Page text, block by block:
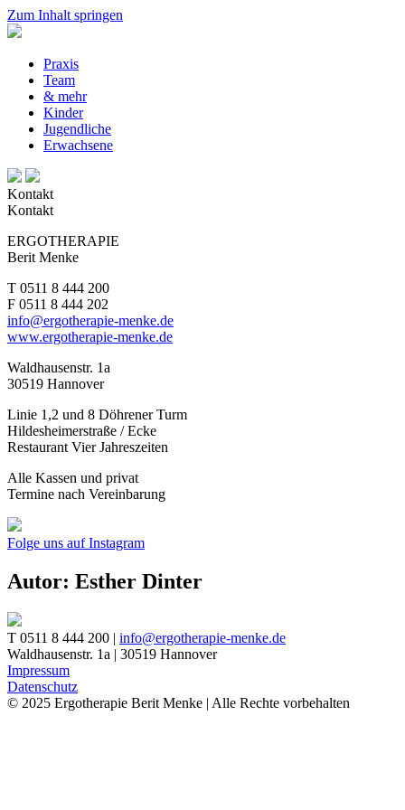
Zum Inhalt springen
Praxis
Team
& mehr
Kinder
Jugendliche
Erwachsene
Kontakt
Kontakt
ERGOTHERAPIE
Berit Menke
T 0511 8 444 200
F 0511 8 444 202
info@ergotherapie-menke.de
www.ergotherapie-menke.de
Waldhausenstr. 1a
30519 Hannover
Linie 1,2 und 8 Döhrener Turm
Hildesheimerstraße / Ecke
Restaurant Vier Jahreszeiten
Alle Kassen und privat
Termine nach Vereinbarung
Folge uns auf Instagram
Autor: Esther Dinter
T 0511 8 444 200 | info@ergotherapie-menke.de
Waldhausenstr. 1a | 30519 Hannover
Impressum
Datenschutz
© 2025 Ergotherapie Berit Menke | Alle Rechte vorbehalten